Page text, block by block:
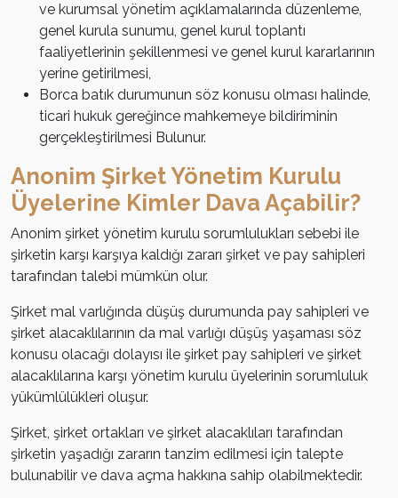
ve kurumsal yönetim açıklamalarında düzenleme,
genel kurula sunumu, genel kurul toplantı
faaliyetlerinin şekillenmesi ve genel kurul kararlarının
yerine getirilmesi,
Borca batık durumunun söz konusu olması halinde,
ticari hukuk gereğince mahkemeye bildiriminin
gerçekleştirilmesi Bulunur.
Anonim Şirket Yönetim Kurulu
Üyelerine Kimler Dava Açabilir?
Anonim şirket yönetim kurulu sorumlulukları sebebi ile
şirketin karşı karşıya kaldığı zararı şirket ve pay sahipleri
tarafından talebi mümkün olur.
Şirket mal varlığında düşüş durumunda pay sahipleri ve
şirket alacaklılarının da mal varlığı düşüş yaşaması söz
konusu olacağı dolayısı ile şirket pay sahipleri ve şirket
alacaklılarına karşı yönetim kurulu üyelerinin sorumluluk
yükümlülükleri oluşur.
Şirket, şirket ortakları ve şirket alacaklıları tarafından
şirketin yaşadığı zararın tanzim edilmesi için talepte
bulunabilir ve dava açma hakkına sahip olabilmektedir.